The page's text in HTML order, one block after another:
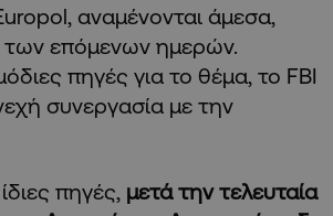
αναμένονται άμεσα,
των επόμενων ημερών.
πηγές για το θέμα, το FBI
συνεργασία με την
πηγές, μετά την τελευταία